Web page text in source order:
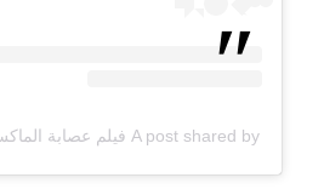
A post shared by فيلم عصابة الماكس (@3sabet.al.max)